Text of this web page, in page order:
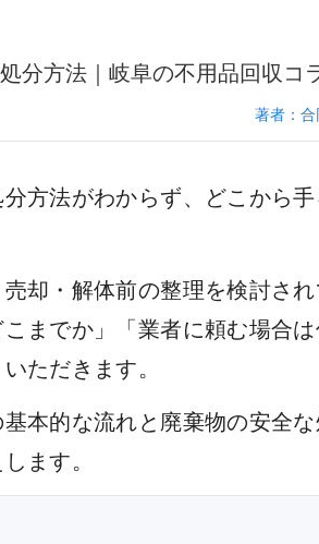
分方法｜岐阜の不用品回収コ
著者：
方法がわからず、どこから
却・解体前の整理を検討さ
までか」「業者に頼む場合
ただきます。
本的な流れと廃棄物の安全な
ます。